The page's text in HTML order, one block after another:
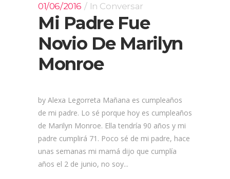
01/06/2016 In Conversar
Mi Padre Fue
Novio De Marilyn
Monroe
by Alexa Legorreta Mañana es cumpleaños
de mi padre. Lo sé porque hoy es cumpleaños
de Marilyn Monroe. Ella tendría 90 años y mi
padre cumplirá 71. Poco sé de mi padre, hace
unas semanas mi mamá dijo que cumplía
años el 2 de junio, no soy...